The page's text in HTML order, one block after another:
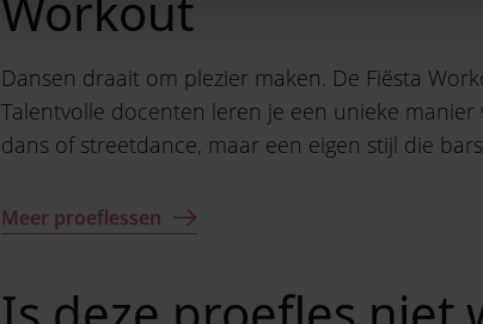
Dansen draait om plezier maken. De Fiësta
Talentvolle docenten leren je een unieke
dans of streetdance, maar een eigen stijl die
Meer proeflessen